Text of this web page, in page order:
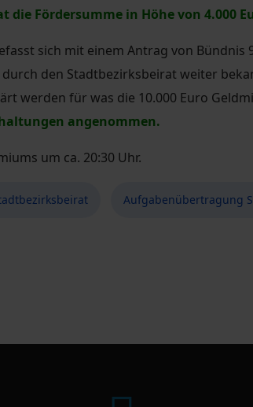
die Fördersumme in Höhe von 4.000
sich mit einem Antrag von Bündnis
den Stadtbezirksbeirat weiter
werden für was die 10.000 Euro
angenommen.
um ca. 20:30 Uhr.
Aufgabenübertragung
Dresden Plauen im April 2021
für den Südpark - Bürgerbeteiligung